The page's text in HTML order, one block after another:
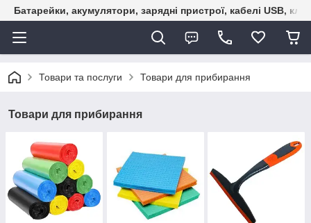
Батарейки, акумулятори, зарядні пристрої, кабелі USB,
Товари та послуги Товари для прибирання
Товари для прибирання